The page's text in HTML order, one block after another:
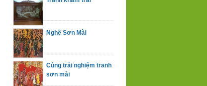
Nghề Sơn Mài
Cùng trải nghiệm tranh
sơn mài